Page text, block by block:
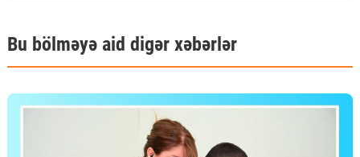
Bu bölməyə aid digər xəbərlər